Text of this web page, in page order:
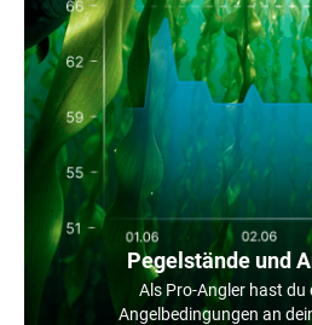
Pegelstände und
Als Pro-Angler hast du
Angelbedingungen an